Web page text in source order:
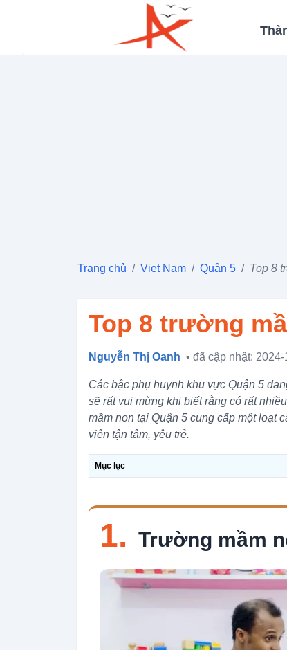
Trang chủ / Viet Nam / Quận 5 / Top 8
Top 8 trường
Nguyễn Thị Oanh • đã cập nhật: 2024-
Các bậc phụ huynh khu vực Quận 5
sẽ rất vui mừng khi biết rằng có rất
mầm non tại Quận 5 cung cấp một loạt
viên tận tâm, yêu trẻ.
Mục lục
1. Trường mầm